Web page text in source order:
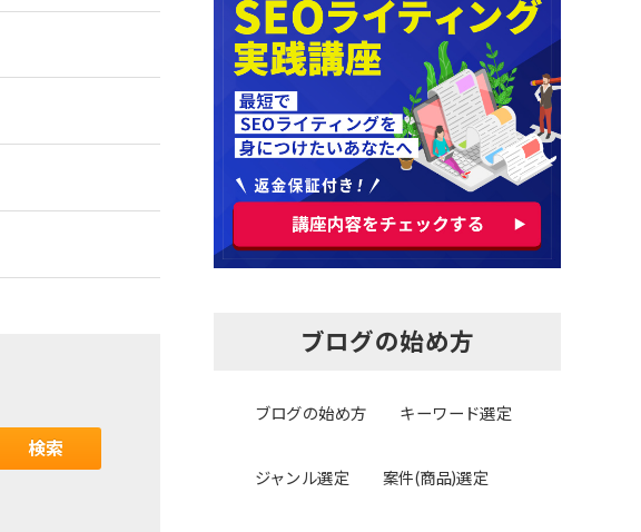
ブログの始め方
ブログの始め方 キーワード選定
ジャンル選定 案件(商品)選定